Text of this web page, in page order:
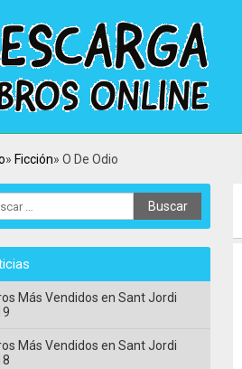
Ficción O De Odio
Más Vendidos en Sant Jordi
Más Vendidos en Sant Jordi